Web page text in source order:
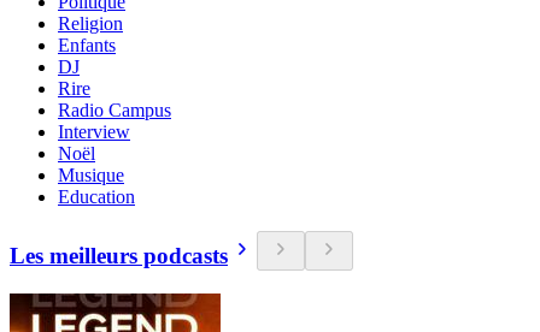
Religion
Enfants
DJ
Rire
Radio Campus
Interview
Noël
Musique
Education
Les meilleurs podcasts